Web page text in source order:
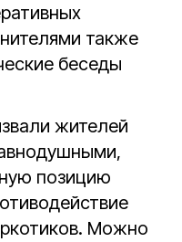
также
беседы
жителей
позицию
Можно